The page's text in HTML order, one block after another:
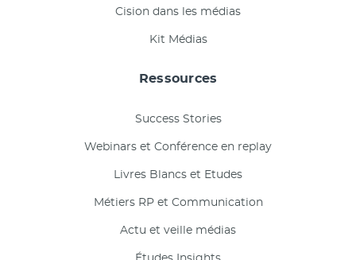
Cision dans les médias
Kit Médias
Ressources
Success Stories
Webinars et Conférence en replay
Livres Blancs et Etudes
Métiers RP et Communication
Actu et veille médias